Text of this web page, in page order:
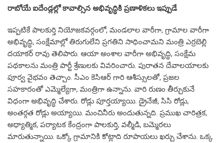
రాబోయే ఐదేండ్ల‌ల్లో కావాల్సిన అభివృద్ధికి ప్ర‌ణాళిక‌లు ఇప్పుడే
ఇప్ప‌టికే పాల‌కుర్తి నియోజ‌క‌వ‌ర్గంలో, మండ‌లాల వారీగా, గ్రామాల వారీగా
అభివృద్ధి, సంక్షేమాల్లో తిరుగులేని ప్ర‌గ‌తిని సాధించామ‌ని మంత్రి ఎర్ర‌బెల్లి
ద‌యాక‌ర్ రావు తెలిపారు. ఆయా అంశాల వారీగా అభివృద్ధి, సంక్షేమ
ప‌థ‌కాల‌ను మంత్రి పార్టీ శ్రేణుల‌కు వివ‌రించారు. పురాత‌న దేవాల‌యాల‌కు
పూర్వ వైభ‌వం తెచ్చాం. సీఎం కెసిఆర్ గారి ఆశీస్సుల‌తో, ప్ర‌జ‌ల
స‌హ‌కారంతో ఎమ్మెల్యేగా, మంత్రిగా ఉన్నాను. వారి రుణం తీర్చుకునే
విధంగా అభివృద్ధి చేశారు. రోడ్లు పూర్త‌య్యాయి. డ్రైనేజీ, సిసి రోడ్లు,
అంత‌ర్గ‌త రోడ్లు అయ్యాయి. మంచినీరు అందుతున్న‌ది. ప్ర‌ముఖ చారిత్ర‌క‌,
అధ్యాత్మిక‌, ప‌ర్యాట‌క కేంద్రంగా పాల‌కుర్తి, వ‌ల్మీడి, బ‌మ్మెర‌లు
మారుతున్నాయి. ఒక్కో గ్రామానికి కోట్లాది రూపాయ‌లు ఖ‌ర్చు చేశాను. ఒక్క